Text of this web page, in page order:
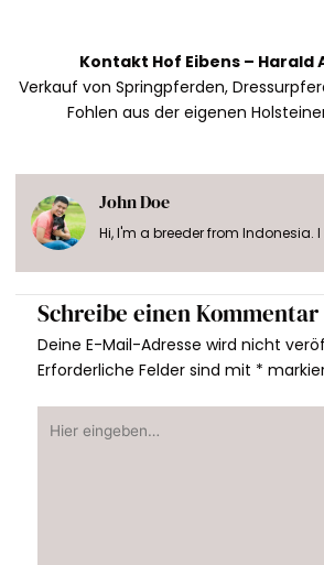
Kontakt Hof Eibens – Harald
Verkauf von Springpferden,
Fohlen aus der eigenen
John Doe
Hi, I'm a breeder from Indonesia.
Schreibe einen Kommentar
Deine E-Mail-Adresse wird nicht
Erforderliche Felder sind mit *